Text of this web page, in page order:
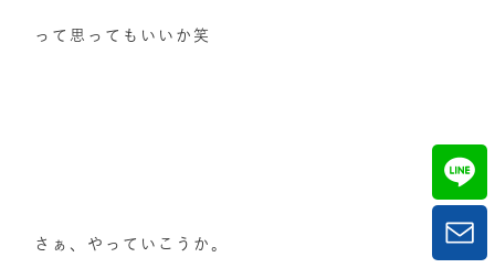
って思ってもいいか笑
さぁ、やっていこうか。